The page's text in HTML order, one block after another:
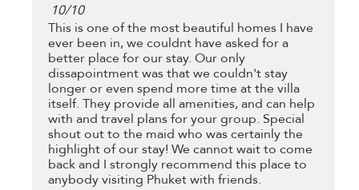
10/10
This is one of the most beautiful homes I have
ever been in, we couldnt have asked for a
better place for our stay. Our only
dissapointment was that we couldn't stay
longer or even spend more time at the villa
itself. They provide all amenities, and can help
with and travel plans for your group. Special
shout out to the maid who was certainly the
highlight of our stay! We cannot wait to come
back and I strongly recommend this place to
anybody visiting Phuket with friends.